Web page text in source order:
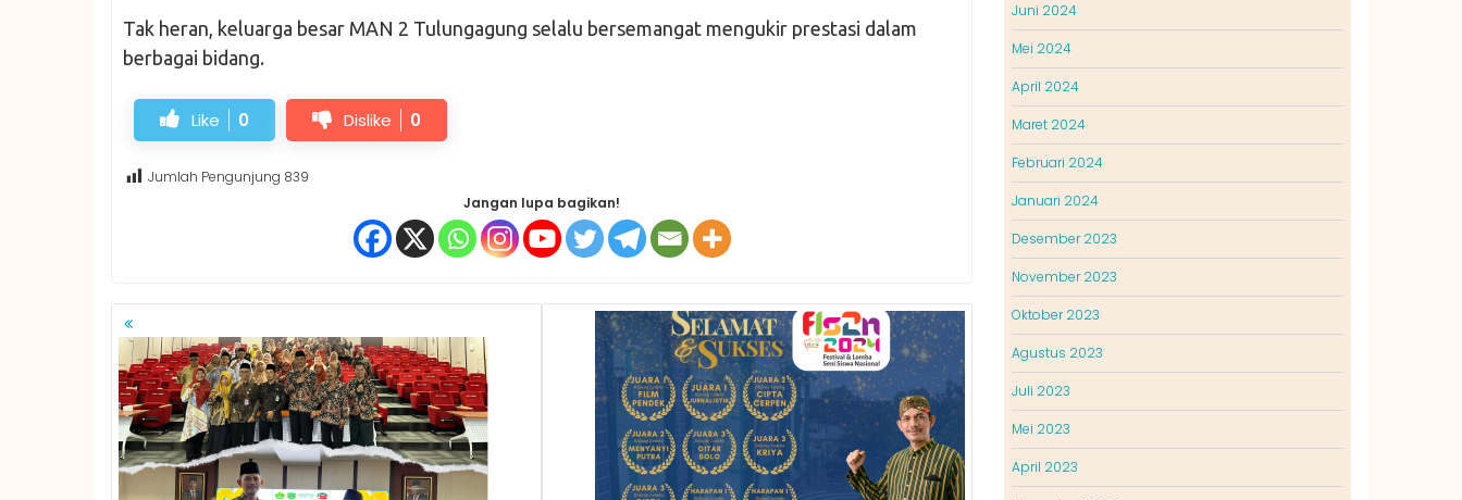
Tak heran, keluarga besar MAN 2 Tulungagung selalu bersemangat mengukir prestasi dalam
berbagai bidang.
Like 0 Dislike 0
Jumlah Pengunjung 839
Jangan lupa bagikan!
NAVIGASI
POS
Juni 2024
Mei 2024
April 2024
Maret 2024
Februari 2024
Januari 2024
Desember 2023
November 2023
Oktober 2023
Agustus 2023
Juli 2023
Mei 2023
April 2023